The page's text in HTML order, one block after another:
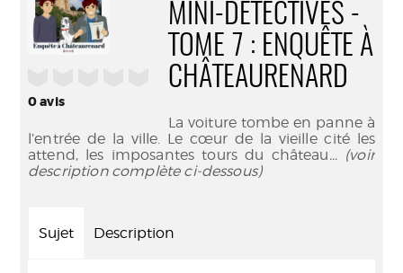
0avis
MINI-DÉTECTIVES -
TOME 7 : ENQUÊTE À
CHÂTEAURENARD
La voiture tombe en panne à
l’entrée de la ville. Le cœur de la vieille cité les
attend, les imposantes tours du château... (voir
description complète ci-dessous)
Sujet Description